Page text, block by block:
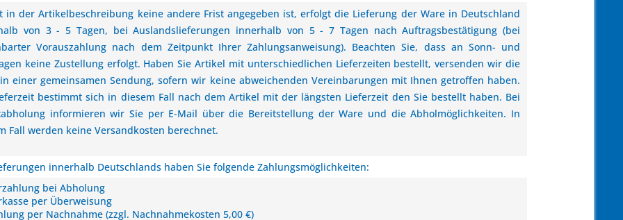
in der Artikelbeschreibung keine andere Frist angegeben ist, erfolgt die Lieferung der Ware in Deutschland
von 3 - 5 Tagen, bei Auslandslieferungen innerhalb von 5 - 7 Tagen nach Auftragsbestätigung (bei
Vorauszahlung nach dem Zeitpunkt Ihrer Zahlungsanweisung). Beachten Sie, dass an Sonn- und
keine Zustellung erfolgt. Haben Sie Artikel mit unterschiedlichen Lieferzeiten bestellt, versenden wir die
einer gemeinsamen Sendung, sofern wir keine abweichenden Vereinbarungen mit Ihnen getroffen haben.
bestimmt sich in diesem Fall nach dem Artikel mit der längsten Lieferzeit den Sie bestellt haben. Bei
informieren wir Sie per E-Mail über die Bereitstellung der Ware und die Abholmöglichkeiten. In
Fall werden keine Versandkosten berechnet.
innerhalb Deutschlands haben Sie folgende Zahlungsmöglichkeiten:
bei Abholung
per Überweisung
per Nachnahme (zzgl. Nachnahmekosten 5,00 €)